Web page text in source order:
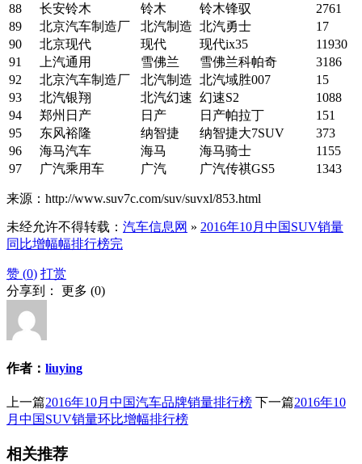
88
长安铃木 铃木 铃木锋驭
2761
89
北京汽车制造厂 北汽制造 北汽勇士
17
90
北京现代 现代 现代ix35
11930
91
上汽通用 雪佛兰 雪佛兰科帕奇
3186
92
北京汽车制造厂 北汽制造 北汽域胜007
15
93
北汽银翔 北汽幻速 幻速S2
1088
94
郑州日产 日产 日产帕拉丁
151
95
东风裕隆 纳智捷 纳智捷大7SUV
373
96
海马汽车 海马 海马骑士
1155
97
广汽乘用车 广汽 广汽传祺GS5 1343
来源：http://www.suv7c.com/suv/suvxl/853.html
未经允许不得转载： 汽车信息网 » 2016年10月中国SUV销量
同比增幅幅排行榜完
赞 (0) 打赏
分享到： 更多 (0)
作者： liuying
上一篇2016年10月中国汽车品牌销量排行榜 下一篇2016年10
月中国SUV销量环比增幅排行榜
相关推荐